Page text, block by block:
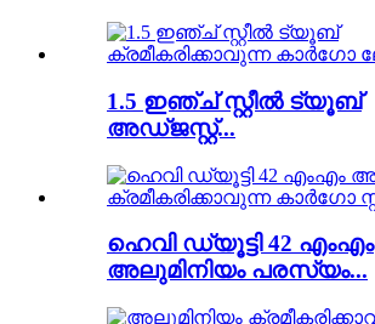
1.5 ഇഞ്ച് സ്റ്റീൽ ട്യൂബ്
അഡ്ജസ്റ്റ്...
ഹെവി ഡ്യൂട്ടി 42 എംഎം
അലുമിനിയം പരസ്യം...